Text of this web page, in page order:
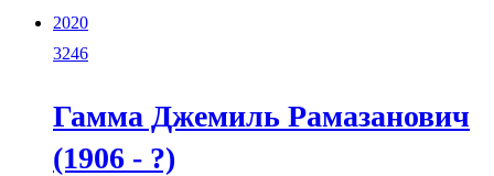
2020
3246
Гамма Джемиль Рамазанович
(1906 - ?)